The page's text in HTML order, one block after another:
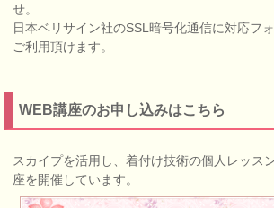
せ。
日本ベリサイン社のSSL暗号化通信に対応フ
ご利用頂けます。
WEB講座のお申し込みはこちら
スカイプを活用し、着付け技術の個人レッス
座を開催しています。